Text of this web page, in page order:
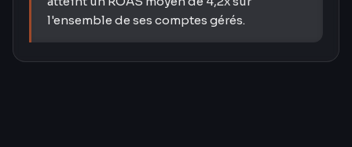
l'ensemble de ses comptes gérés.